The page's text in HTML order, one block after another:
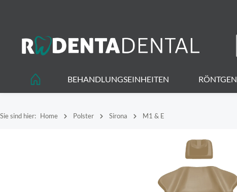
BEHANDLUNGSEINHEITEN RÖNTGEN
Sie sind hier: Home Polster Sirona M1 & E